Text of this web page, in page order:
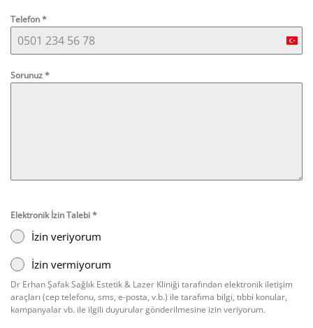
Telefon*
Sorunuz*
Elektronik İzin Talebi*
İzin veriyorum
İzin vermiyorum
Dr Erhan Şafak Sağlık Estetik & Lazer Kliniği tarafından elektronik iletişim
araçları (cep telefonu, sms, e-posta, v.b.) ile tarafıma bilgi, tıbbi konular,
kampanyalar vb. ile ilgili duyurular gönderilmesine izin veriyorum.